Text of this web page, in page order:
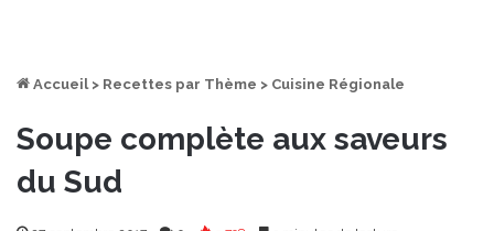
Accueil > Recettes par Thème > Cuisine Régionale
Soupe complète aux saveurs
du Sud